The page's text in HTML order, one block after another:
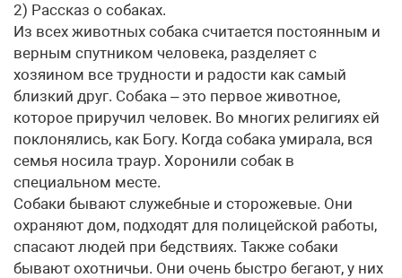
2) Рассказ о собаках.
Из всех животных собака считается постоянным и
верным спутником человека, разделяет с
хозяином все трудности и радости как самый
близкий друг. Собака – это первое животное,
которое приручил человек. Во многих религиях ей
поклонялись, как Богу. Когда собака умирала, вся
семья носила траур. Хоронили собак в
специальном месте.
Собаки бывают служебные и сторожевые. Они
охраняют дом, подходят для полицейской работы,
спасают людей при бедствиях. Также собаки
бывают охотничьи. Они очень быстро бегают, у них